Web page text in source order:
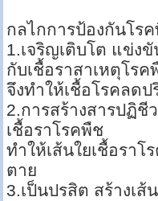
กลไกการป้องกันโร
1.เจริญเติบโต แข่ง
กับเชื้อราสาเหตุโรค
จึงทำให้เชื้อโรคลด
2.การสร้างสารปฏิชี
เชื้อราโรคพืช
ทำให้เส้นใยเชื้อราโ
ตาย
3.เป็นปรสิต สร้างเส้